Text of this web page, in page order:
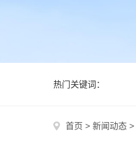
热门关键词：
首页 > 新闻动态 >